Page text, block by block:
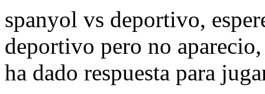
spanyol vs deportivo,
deportivo pero no
ha dado respuesta para